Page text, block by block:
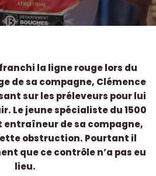
la ligne rouge lors du
de sa compagne, Clémence
sur les préleveurs pour lui
Le jeune spécialiste du 1500
de sa compagne,
obstruction. Pourtant il
que ce contrôle n’a pas eu
lieu.